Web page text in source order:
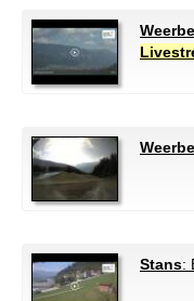
Stans: